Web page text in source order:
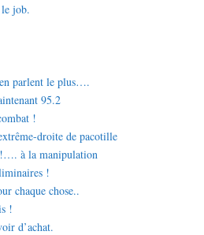
job.
parlent le plus….
95.2
!
droite de pacotille
!…. à la manipulation
!
chaque chose..
!
d’achat.